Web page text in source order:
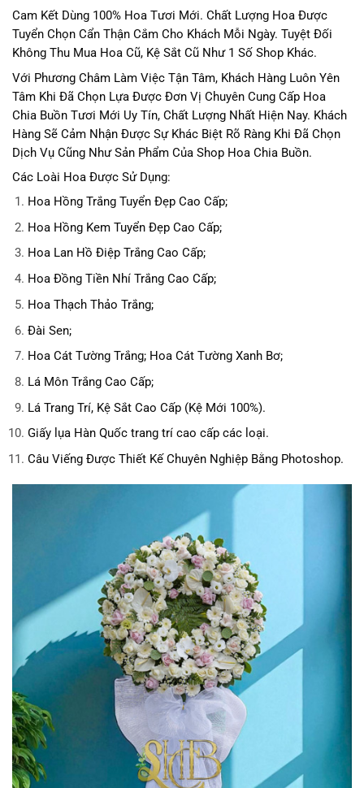
Cam Kết Dùng 100% Hoa Tươi Mới. Chất Lượng Hoa Được
Tuyển Chọn Cẩn Thận Cắm Cho Khách Mỗi Ngày. Tuyệt Đối
Không Thu Mua Hoa Cũ, Kệ Sắt Cũ Như 1 Số Shop Khác.
Với Phương Châm Làm Việc Tận Tâm, Khách Hàng Luôn Yên
Tâm Khi Đã Chọn Lựa Được Đơn Vị Chuyên Cung Cấp Hoa
Chia Buồn Tươi Mới Uy Tín, Chất Lượng Nhất Hiện Nay. Khách
Hàng Sẽ Cảm Nhận Được Sự Khác Biệt Rõ Ràng Khi Đã Chọn
Dịch Vụ Cũng Như Sản Phẩm Của Shop Hoa Chia Buồn.
Các Loài Hoa Được Sử Dụng:
Hoa Hồng Trắng Tuyển Đẹp Cao Cấp;
Hoa Hồng Kem Tuyển Đẹp Cao Cấp;
Hoa Lan Hồ Điệp Trắng Cao Cấp;
Hoa Đồng Tiền Nhí Trắng Cao Cấp;
Hoa Thạch Thảo Trắng;
Đài Sen;
Hoa Cát Tường Trắng; Hoa Cát Tường Xanh Bơ;
Lá Môn Trắng Cao Cấp;
Lá Trang Trí, Kệ Sắt Cao Cấp (Kệ Mới 100%).
Giấy lụa Hàn Quốc trang trí cao cấp các loại.
Câu Viếng Được Thiết Kế Chuyên Nghiệp Bằng Photoshop.